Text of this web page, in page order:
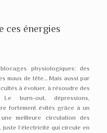
ces énergies
physiologiques: des
maux de tête… Mais aussi par
à évoluer, à résoudre des
Le burn-out, dépressions,
fortement évités grâce à un
meilleure circulation des
juste l’électricité qui circule en